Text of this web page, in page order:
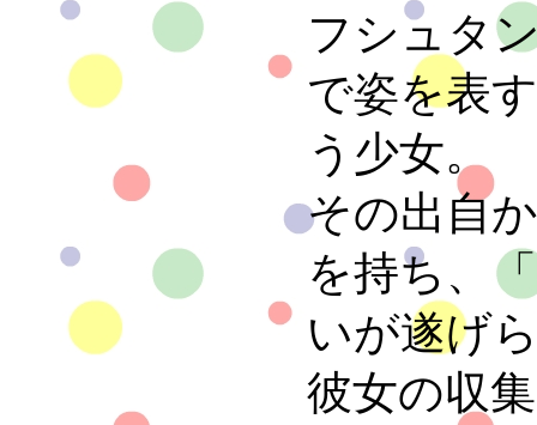
フシュタ
で姿を表
う少女。
その出自
を持ち、
いが遂げ
彼女の収